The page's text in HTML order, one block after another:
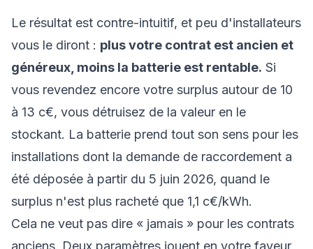
Le résultat est contre-intuitif, et peu d'installateurs
vous le diront : plus votre contrat est ancien et
généreux, moins la batterie est rentable. Si
vous revendez encore votre surplus autour de 10
à 13 c€, vous détruisez de la valeur en le
stockant. La batterie prend tout son sens pour les
installations dont la demande de raccordement a
été déposée à partir du 5 juin 2026, quand le
surplus n'est plus racheté que 1,1 c€/kWh.
Cela ne veut pas dire « jamais » pour les contrats
anciens. Deux paramètres jouent en votre faveur